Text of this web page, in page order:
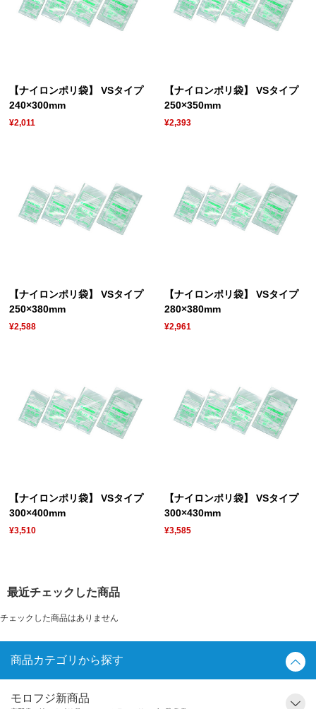
【ナイロンポリ袋】 VSタイプ
240×300mm
¥2,011
【ナイロンポリ袋】 VSタイプ
250×350mm
¥2,393
【ナイロンポリ袋】 VSタイプ
250×380mm
¥2,588
【ナイロンポリ袋】 VSタイプ
280×380mm
¥2,961
【ナイロンポリ袋】 VSタイプ
300×400mm
¥3,510
【ナイロンポリ袋】 VSタイプ
300×430mm
¥3,585
最近チェックした商品
チェックした商品はありません
商品カテゴリから探す
モロフジ新商品